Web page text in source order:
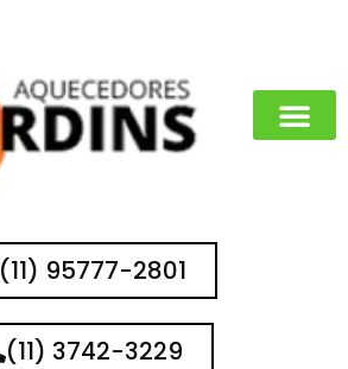
(11) 95777-2801
(11) 3742-3229